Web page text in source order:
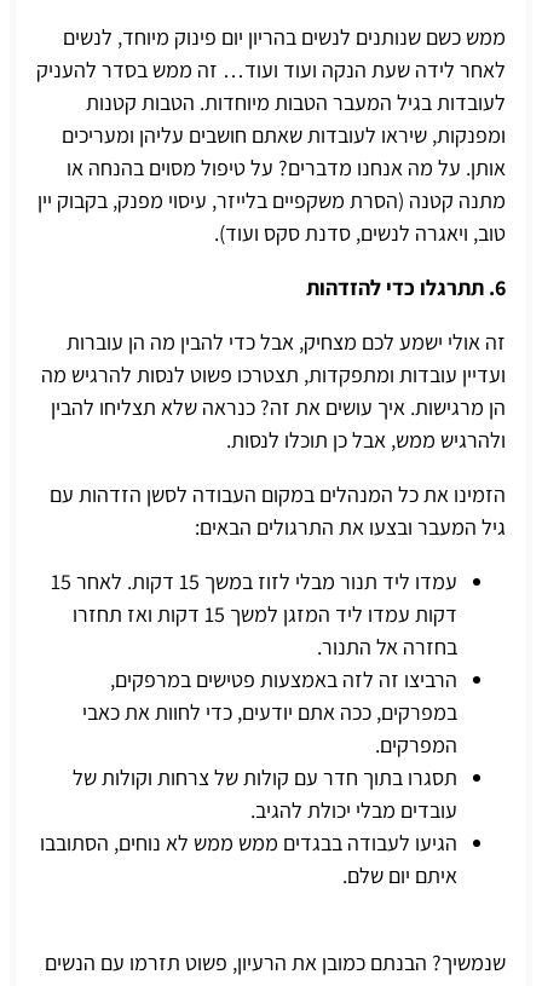
ממש כשם שנותנים לנשים בהריון יום פינוק מיוחד, לנשים
לאחר לידה שעת הנקה ועוד ועוד… זה ממש בסדר להעניק
לעובדות בגיל המעבר הטבות מיוחדות. הטבות קטנות
ומפנקות, שיראו לעובדות שאתם חושבים עליהן ומעריכים
אותן. על מה אנחנו מדברים? על טיפול מסוים בהנחה או
מתנה קטנה (הסרת משקפיים בלייזר, עיסוי מפנק, בקבוק יין
טוב, ויאגרה לנשים, סדנת סקס ועוד).
6. תתרגלו כדי להזדהות
זה אולי ישמע לכם מצחיק, אבל כדי להבין מה הן עוברות
ועדיין עובדות ומתפקדות, תצטרכו פשוט לנסות להרגיש מה
הן מרגישות. איך עושים את זה? כנראה שלא תצליחו להבין
ולהרגיש ממש, אבל כן תוכלו לנסות.
הזמינו את כל המנהלים במקום העבודה לסשן הזדהות עם
גיל המעבר ובצעו את התרגולים הבאים:
עמדו ליד תנור מבלי לזוז במשך 15 דקות. לאחר 15
דקות עמדו ליד המזגן למשך 15 דקות ואז תחזרו
בחזרה אל התנור.
הרביצו זה לזה באמצעות פטישים במרפקים,
במפרקים, ככה אתם יודעים, כדי לחוות את כאבי
המפרקים.
תסגרו בתוך חדר עם קולות של צרחות וקולות של
עובדים מבלי יכולת להגיב.
הגיעו לעבודה בבגדים ממש ממש לא נוחים, הסתובבו
איתם יום שלם.
שנמשיך? הבנתם כמובן את הרעיון, פשוט תזרמו עם הנשים